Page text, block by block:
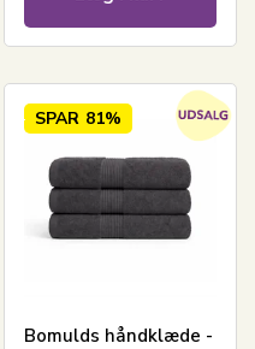
SPAR 81%
Bomulds håndklæde -